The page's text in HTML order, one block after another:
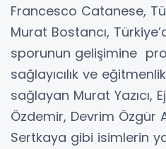
Francesco Catanese,
Murat Bostancı,
sporunun gelişimine
sağlayıcılık ve
sağlayan Murat Yazıcı,
Özdemir, Devrim Özgür
Sertkaya gibi isimlerin